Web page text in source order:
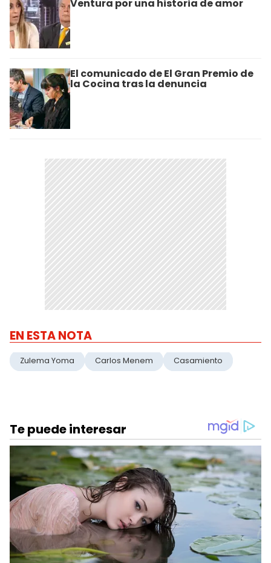
Ventura por una historia de amor
El comunicado de El Gran Premio de
la Cocina tras la denuncia
EN ESTA NOTA
Zulema Yoma Carlos Menem Casamiento